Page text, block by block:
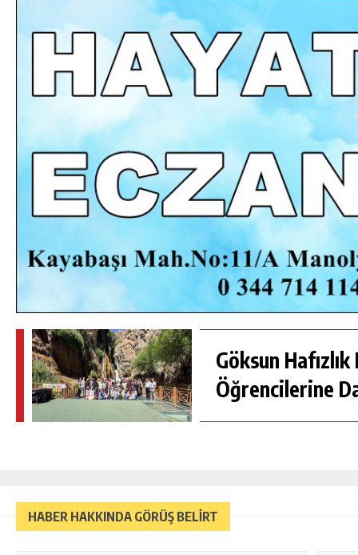
Göksun Hafızlık
Öğrencilerine
HABER HAKKINDA GÖRÜŞ BELİRT
GÜNLÜK HABER AKIŞI
GÖKSUN HAFIZLIK KIZ KUR’AN KURSU
ÖĞRENCILERINE DARENDE GEZISI.